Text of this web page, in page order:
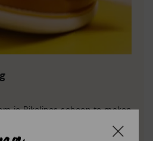
je Pikolinos schoon te maken